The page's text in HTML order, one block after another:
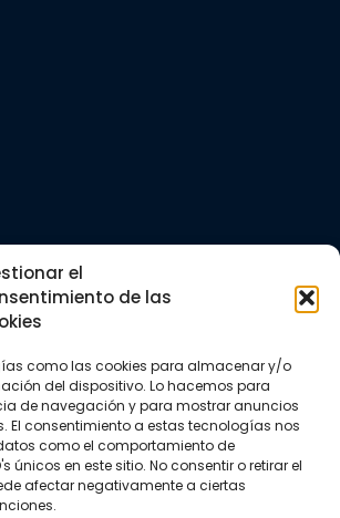
el
de las
como las cookies para almacenar y/o
del dispositivo. Lo hacemos para
de navegación y para mostrar anuncios
El consentimiento a estas tecnologías nos
como el comportamiento de
únicos en este sitio. No consentir o retirar el
afectar negativamente a ciertas
177